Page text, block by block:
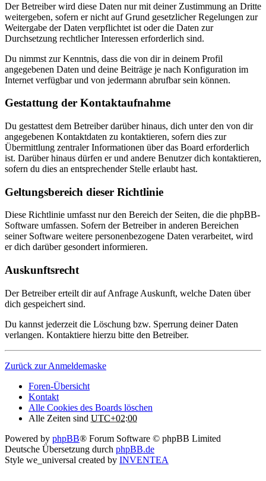
Der Betreiber wird diese Daten nur mit deiner Zustimmung an Dritte
weitergeben, sofern er nicht auf Grund gesetzlicher Regelungen zur
Weitergabe der Daten verpflichtet ist oder die Daten zur
Durchsetzung rechtlicher Interessen erforderlich sind.
Du nimmst zur Kenntnis, dass die von dir in deinem Profil
angegebenen Daten und deine Beiträge je nach Konfiguration im
Internet verfügbar und von jedermann abrufbar sein können.
Gestattung der Kontaktaufnahme
Du gestattest dem Betreiber darüber hinaus, dich unter den von dir
angegebenen Kontaktdaten zu kontaktieren, sofern dies zur
Übermittlung zentraler Informationen über das Board erforderlich
ist. Darüber hinaus dürfen er und andere Benutzer dich kontaktieren,
sofern du dies an entsprechender Stelle erlaubt hast.
Geltungsbereich dieser Richtlinie
Diese Richtlinie umfasst nur den Bereich der Seiten, die die phpBB-
Software umfassen. Sofern der Betreiber in anderen Bereichen
seiner Software weitere personenbezogene Daten verarbeitet, wird
er dich darüber gesondert informieren.
Auskunftsrecht
Der Betreiber erteilt dir auf Anfrage Auskunft, welche Daten über
dich gespeichert sind.
Du kannst jederzeit die Löschung bzw. Sperrung deiner Daten
verlangen. Kontaktiere hierzu bitte den Betreiber.
Zurück zur Anmeldemaske
Foren-Übersicht
Kontakt
Alle Cookies des Boards löschen
Alle Zeiten sind UTC+02:00
Powered by phpBB® Forum Software © phpBB Limited
Deutsche Übersetzung durch phpBB.de
Style we_universal created by INVENTEA